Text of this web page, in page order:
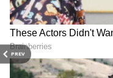
PREV